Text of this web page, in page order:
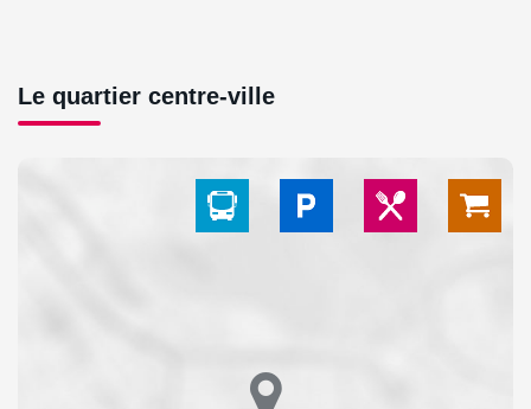
Le quartier centre-ville